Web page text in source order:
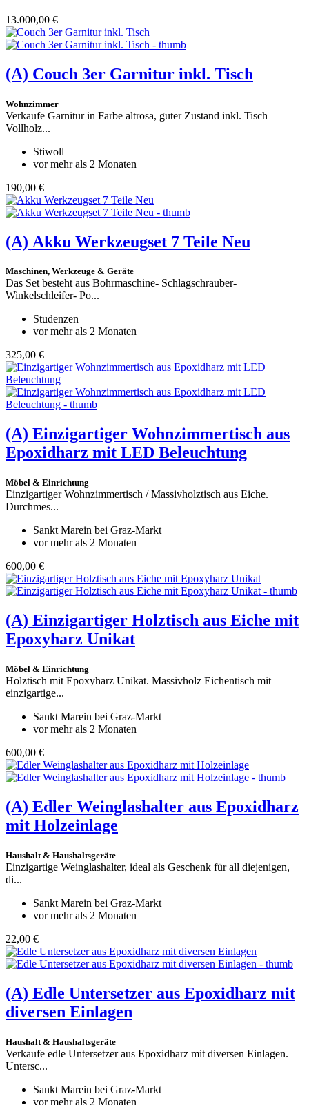
13.000,00 €
(A) Couch 3er Garnitur inkl. Tisch
Wohnzimmer
Verkaufe Garnitur in Farbe altrosa, guter Zustand inkl. Tisch
Vollholz...
Stiwoll
vor mehr als 2 Monaten
190,00 €
(A) Akku Werkzeugset 7 Teile Neu
Maschinen, Werkzeuge & Geräte
Das Set besteht aus Bohrmaschine- Schlagschrauber-
Winkelschleifer- Po...
Studenzen
vor mehr als 2 Monaten
325,00 €
(A) Einzigartiger Wohnzimmertisch aus
Epoxidharz mit LED Beleuchtung
Möbel & Einrichtung
Einzigartiger Wohnzimmertisch / Massivholztisch aus Eiche.
Durchmes...
Sankt Marein bei Graz-Markt
vor mehr als 2 Monaten
600,00 €
(A) Einzigartiger Holztisch aus Eiche mit
Epoxyharz Unikat
Möbel & Einrichtung
Holztisch mit Epoxyharz Unikat. Massivholz Eichentisch mit
einzigartige...
Sankt Marein bei Graz-Markt
vor mehr als 2 Monaten
600,00 €
(A) Edler Weinglashalter aus Epoxidharz
mit Holzeinlage
Haushalt & Haushaltsgeräte
Einzigartige Weinglashalter, ideal als Geschenk für all diejenigen,
di...
Sankt Marein bei Graz-Markt
vor mehr als 2 Monaten
22,00 €
(A) Edle Untersetzer aus Epoxidharz mit
diversen Einlagen
Haushalt & Haushaltsgeräte
Verkaufe edle Untersetzer aus Epoxidharz mit diversen Einlagen.
Untersc...
Sankt Marein bei Graz-Markt
vor mehr als 2 Monaten